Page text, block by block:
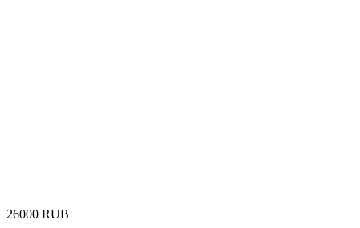
‍26000‍ RUB